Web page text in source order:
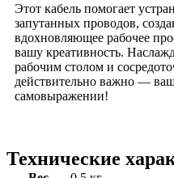
Этот кабель помогает
запутанных проводов,
вдохновляющее рабочее
вашу креативность.
рабочим столом и
действительно важно —
самовыражении!
Технические